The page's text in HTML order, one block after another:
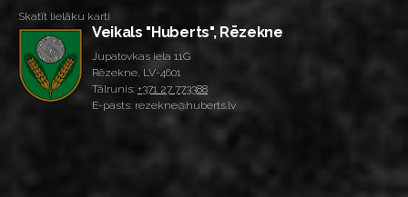
Skatīt lielāku karti
Veikals "Huberts", Rēzekne
Jupatovkas iela 11G
Rēzekne, LV-4601
Tālrunis: +371 27 773388
E-pasts: rezekne@huberts.lv